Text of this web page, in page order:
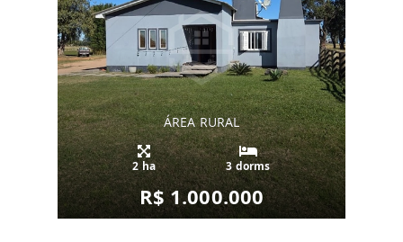
ÁREA RURAL
2 ha 3 dorms
R$ 1.000.000